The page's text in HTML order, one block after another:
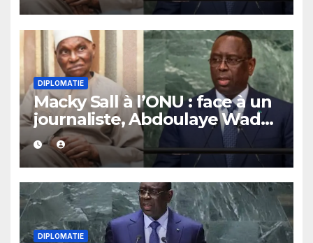
DIPLOMATIE
Macky Sall à l’ONU : face à un
journaliste, Abdoulaye Wade
lâche une réponse sèche et
sans détour.
DIPLOMATIE